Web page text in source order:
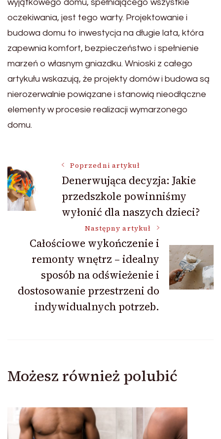
wyjątkowego domu, spełniającego wszystkie
oczekiwania, jest tego warty. Projektowanie i
budowa domu to inwestycja na długie lata, która
zapewnia komfort, bezpieczeństwo i spełnienie
marzeń o własnym gniazdku. Wnioski z całego
artykułu wskazują, że projekty domów i budowa są
nierozerwalnie powiązane i stanowią nieodłączne
elementy w procesie realizacji wymarzonego
domu.
Nawigacja
wpisu
Poprzedni artykuł
Denerwująca decyzja: Jakie
przedszkole powinniśmy
wyłonić dla naszych dzieci?
Następny artykuł
Całościowe wykończenie i
remonty wnętrz – idealny
sposób na odświeżenie i
dostosowanie przestrzeni do
indywidualnych potrzeb.
Możesz również polubić